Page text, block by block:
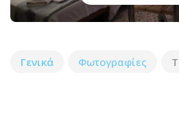
Γενικά Φωτογραφίες